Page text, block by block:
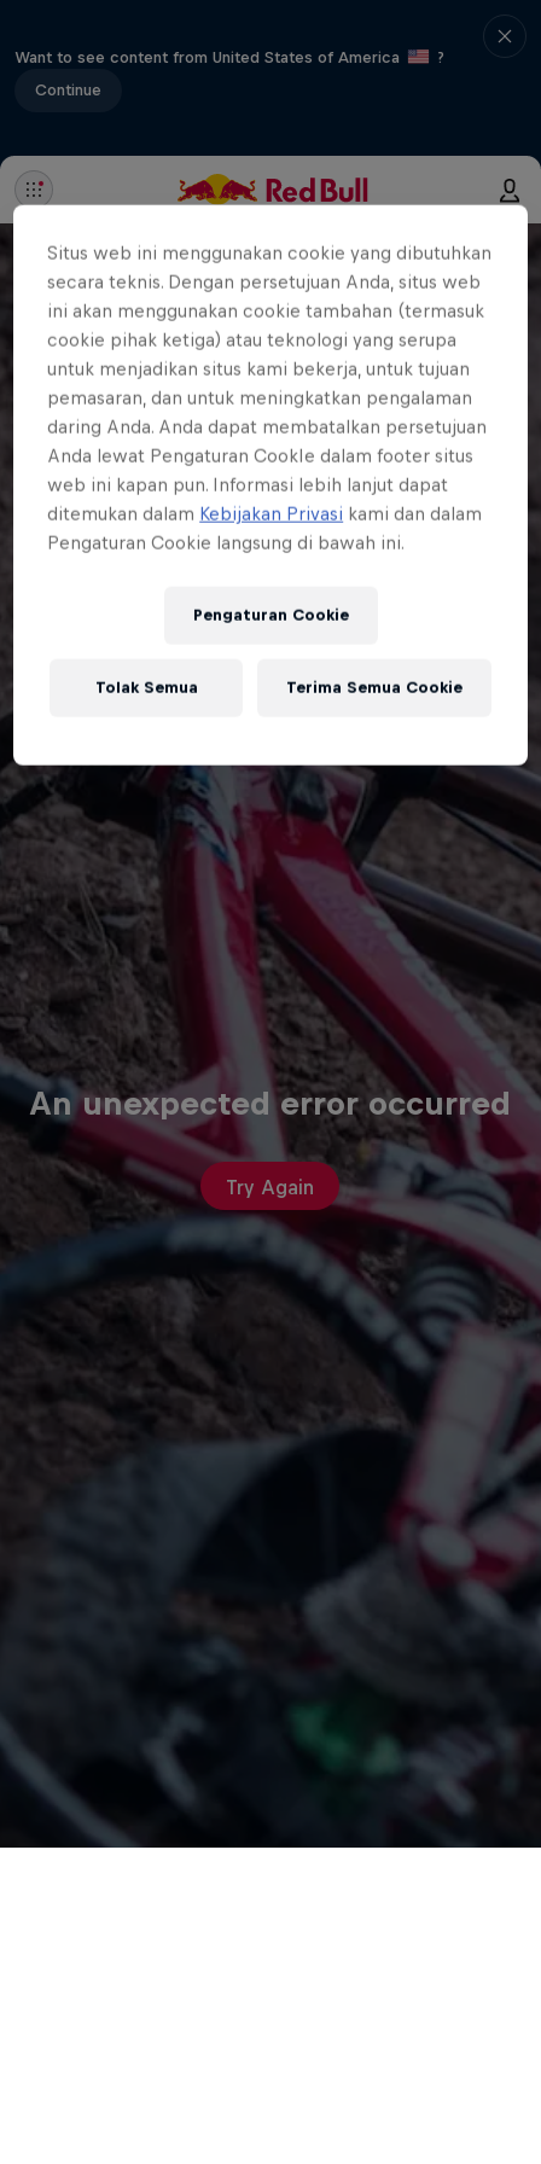
Want to see content from United States of America
?
Continue
An unexpected error occurred
Try Again
Situs web ini menggunakan cookie yang dibutuhkan
secara teknis. Dengan persetujuan Anda, situs web
ini akan menggunakan cookie tambahan (termasuk
cookie pihak ketiga) atau teknologi yang serupa
untuk menjadikan situs kami bekerja, untuk tujuan
pemasaran, dan untuk meningkatkan pengalaman
daring Anda. Anda dapat membatalkan persetujuan
Anda lewat Pengaturan CookIe dalam footer situs
web ini kapan pun. Informasi lebih lanjut dapat
ditemukan dalam Kebijakan Privasi kami dan dalam
Pengaturan Cookie langsung di bawah ini.
Pengaturan Cookie
Tolak Semua Terima Semua Cookie